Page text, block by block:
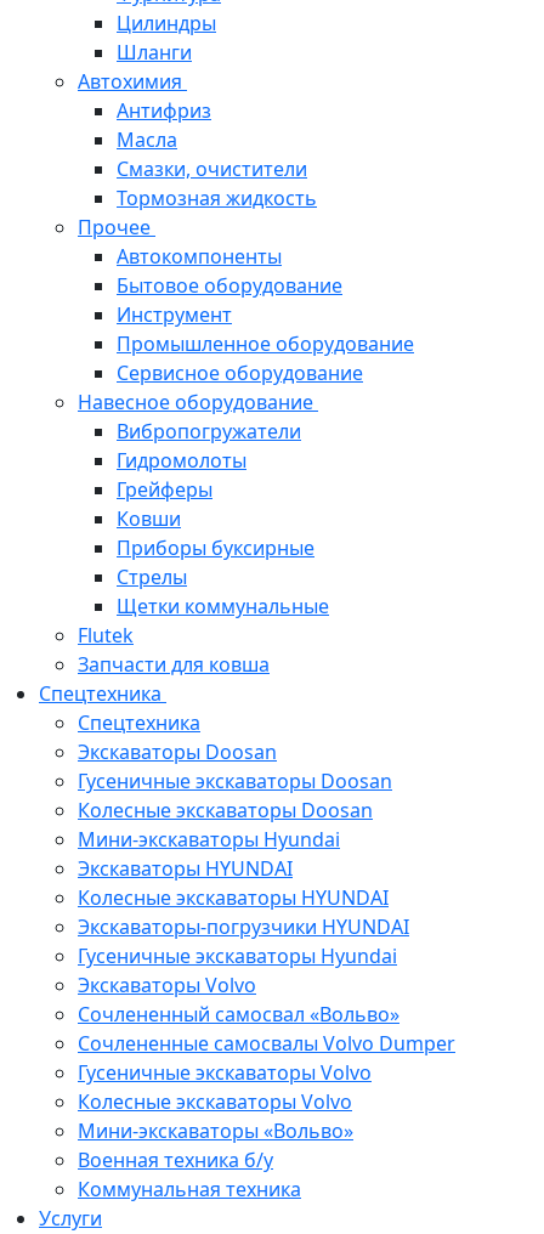
Цилиндры
Шланги
Автохимия
Антифриз
Масла
Смазки, очистители
Тормозная жидкость
Прочее
Автокомпоненты
Бытовое оборудование
Инструмент
Промышленное оборудование
Сервисное оборудование
Навесное оборудование
Вибропогружатели
Гидромолоты
Грейферы
Ковши
Приборы буксирные
Стрелы
Щетки коммунальные
Flutek
Запчасти для ковша
Спецтехника
Спецтехника
Экскаваторы Doosan
Гусеничные экскаваторы Doosan
Колесные экскаваторы Doosan
Мини-экскаваторы Hyundai
Экскаваторы HYUNDAI
Колесные экскаваторы HYUNDAI
Экскаваторы-погрузчики HYUNDAI
Гусеничные экскаваторы Hyundai
Экскаваторы Volvo
Сочлененный самосвал «Вольво»
Сочлененные самосвалы Volvo Dumper
Гусеничные экскаваторы Volvo
Колесные экскаваторы Volvo
Мини-экскаваторы «Вольво»
Военная техника б/у
Коммунальная техника
Услуги